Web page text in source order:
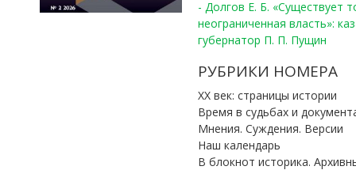
- Долгов Е. Б. «Существует
неограниченная власть»:
губернатор П. П. Пущин
РУБРИКИ НОМЕРА
ХХ век: страницы истории
Время в судьбах и
Мнения. Суждения. Версии
Наш календарь
В блокнот историка.